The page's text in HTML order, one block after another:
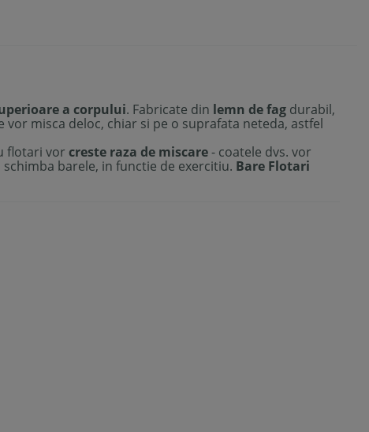
a corpului. Fabricate din lemn de fag durabil,
vor misca deloc, chiar si pe o suprafata neteda, astfel
flotari vor creste raza de miscare- coatele dvs. vor
barele, in functie de exercitiu. Bare Flotari